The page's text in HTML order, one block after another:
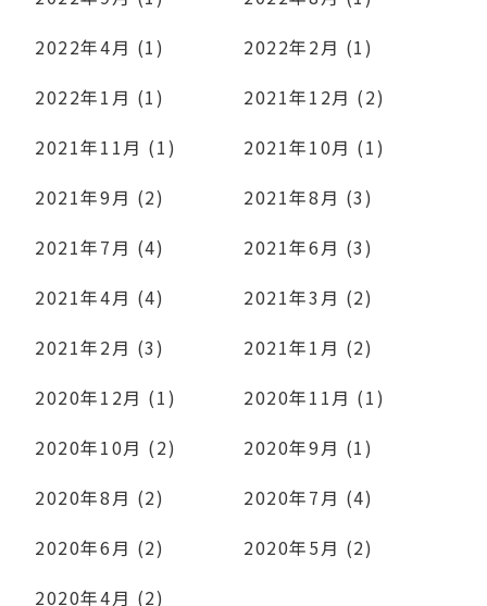
2022年4月 (1)
2022年2月 (1)
2022年1月 (1)
2021年12月 (2)
2021年11月 (1)
2021年10月 (1)
2021年9月 (2)
2021年8月 (3)
2021年7月 (4)
2021年6月 (3)
2021年4月 (4)
2021年3月 (2)
2021年2月 (3)
2021年1月 (2)
2020年12月 (1)
2020年11月 (1)
2020年10月 (2)
2020年9月 (1)
2020年8月 (2)
2020年7月 (4)
2020年6月 (2)
2020年5月 (2)
2020年4月 (2)